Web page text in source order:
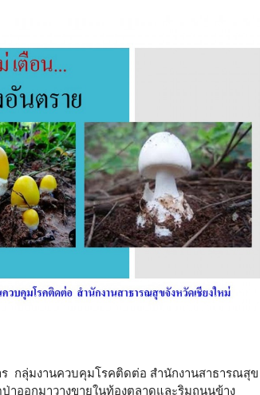
กลุ่มงานควบคุมโรคติดต่อ สำนักงานสาธารณสุข
าออกมาวางขายในท้องตลาดและริมถนนข้าง